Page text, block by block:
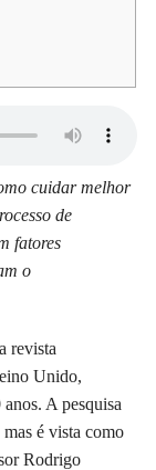
cuidar melhor
de
fatores
o
revista
Unido,
A pesquisa
é vista como
Rodrigo